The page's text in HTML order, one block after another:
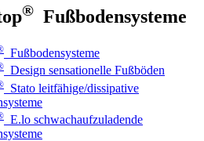
® Fußbodensysteme
Fußbodensysteme
Design sensationelle Fußböden
Stato leitfähige/dissipative
E.lo schwachaufzuladende